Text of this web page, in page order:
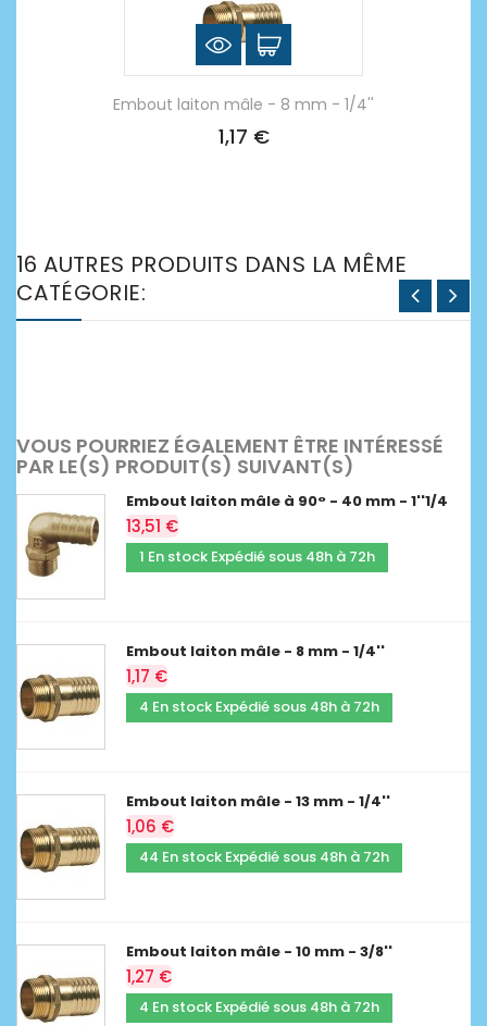
Embout laiton mâle - 8 mm - 1/4''
1,17 €
16 AUTRES PRODUITS DANS LA MÊME
CATÉGORIE:
VOUS POURRIEZ ÉGALEMENT ÊTRE INTÉRESSÉ
PAR LE(S) PRODUIT(S) SUIVANT(S)
Embout laiton mâle à 90° - 40 mm - 1''1/4
13,51 €
1 En stock Expédié sous 48h à 72h
Embout laiton mâle - 8 mm - 1/4''
1,17 €
4 En stock Expédié sous 48h à 72h
Embout laiton mâle - 13 mm - 1/4''
1,06 €
44 En stock Expédié sous 48h à 72h
Embout laiton mâle - 10 mm - 3/8''
1,27 €
4 En stock Expédié sous 48h à 72h